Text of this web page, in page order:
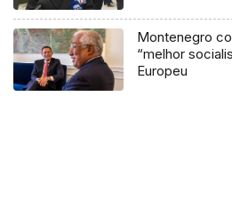
Montenegro
“melhor
Europeu